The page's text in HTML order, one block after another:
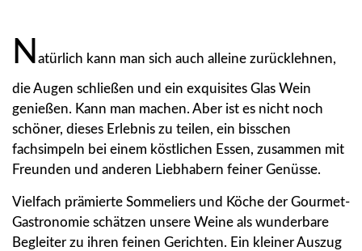
N atürlich kann man sich auch alleine zurücklehnen,
die Augen schließen und ein exquisites Glas Wein
genießen. Kann man machen. Aber ist es nicht noch
schöner, dieses Erlebnis zu teilen, ein bisschen
fachsimpeln bei einem köstlichen Essen, zusammen mit
Freunden und anderen Liebhabern feiner Genüsse.
Vielfach prämierte Sommeliers und Köche der Gourmet-
Gastronomie schätzen unsere Weine als wunderbare
Begleiter zu ihren feinen Gerichten. Ein kleiner Auszug